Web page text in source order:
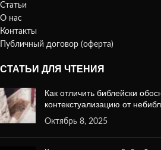
Статьи
О нас
Контакты
Публичный договор (оферта)
СТАТЬИ ДЛЯ ЧТЕНИЯ
Как отличить библейски
контекстуализацию от
Октябрь 8, 2025